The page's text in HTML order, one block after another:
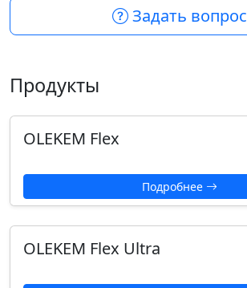
Задать вопрос
Продукты
OLEKEM Flex
Подробнее
OLEKEM Flex Ultra